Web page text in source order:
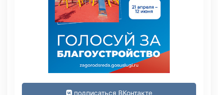
подписаться ВКонтакте